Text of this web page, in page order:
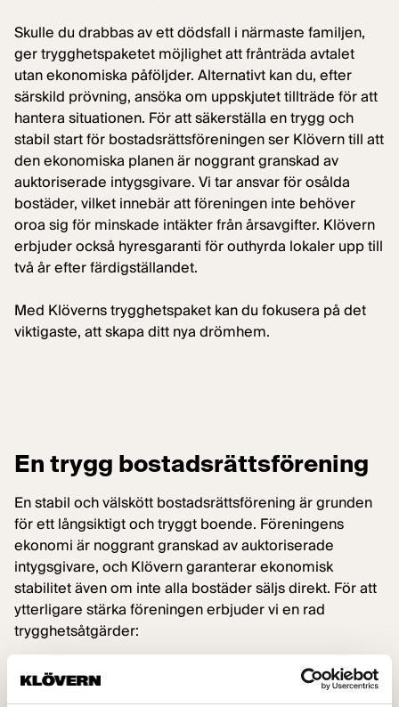
Skulle du drabbas av ett dödsfall i närmaste familjen,
ger trygghetspaketet möjlighet att frånträda avtalet
utan ekonomiska påföljder. Alternativt kan du, efter
särskild prövning, ansöka om uppskjutet tillträde för att
hantera situationen. För att säkerställa en trygg och
stabil start för bostadsrättsföreningen ser Klövern till att
den ekonomiska planen är noggrant granskad av
auktoriserade intygsgivare. Vi tar ansvar för osålda
bostäder, vilket innebär att föreningen inte behöver
oroa sig för minskade intäkter från årsavgifter. Klövern
erbjuder också hyresgaranti för outhyrda lokaler upp till
två år efter färdigställandet.
Med Klöverns trygghetspaket kan du fokusera på det
viktigaste, att skapa ditt nya drömhem.
En trygg bostadsrättsförening
En stabil och välskött bostadsrättsförening är grunden
för ett långsiktigt och tryggt boende. Föreningens
ekonomi är noggrant granskad av auktoriserade
intygsgivare, och Klövern garanterar ekonomisk
stabilitet även om inte alla bostäder säljs direkt. För att
ytterligare stärka föreningen erbjuder vi en rad
trygghetsåtgärder:
• Oberoende styrelse och besiktningsperson vid